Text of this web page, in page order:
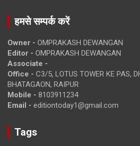
हमसे सम्पर्क करें
Owner - OMPRAKASH DEWANGAN
Editor - OMPRAKASH DEWANGAN
Associate -
Office - C3/5, LOTUS TOWER KE PAS,
BHATAGAON, RAIPUR
Mobile - 8103911234
Email - editiontoday1@gmail.com
Tags